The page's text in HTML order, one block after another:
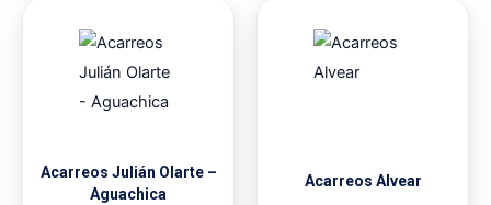
Acarreos Julián Olarte –
Aguachica
Acarreos Alvear